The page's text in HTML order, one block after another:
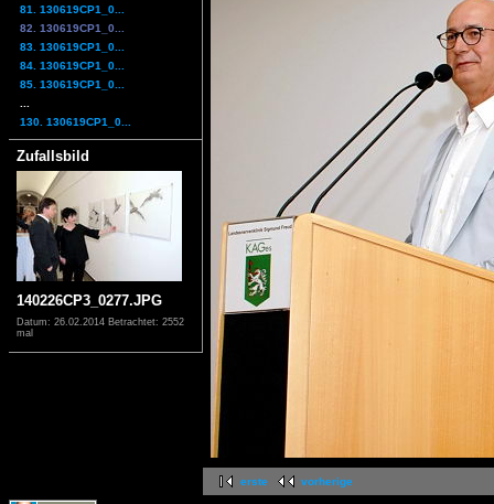
81. 130619CP1_0...
82. 130619CP1_0...
83. 130619CP1_0...
84. 130619CP1_0...
85. 130619CP1_0...
130. 130619CP1_0...
Zufallsbild
140226CP3_0277.JPG
Datum: 26.02.2014 Betrachtet: 2552
mal
erste vorherige